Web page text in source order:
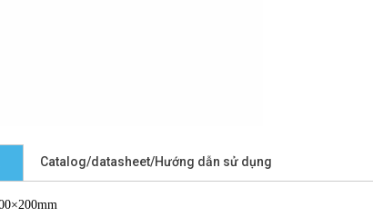
Catalog/datasheet/Hướng dẫn sử dụng